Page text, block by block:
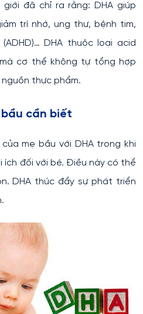
đã chỉ ra rằng: DHA giúp
trí nhớ, ung thư, bệnh tim,
DHA thuộc loại acid
cơ thể không tự tổng hợp
thực phẩm.
bầu cần biết
mẹ bầu với DHA trong khi
ích đối với bé. Điều này có thể
DHA thúc đẩy sự phát triển